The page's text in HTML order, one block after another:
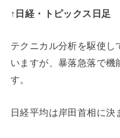
↑日経・トピックス日足
テクニカル分析を駆使し
いますが、暴落急落で
す。
日経平均は岸田首相に決